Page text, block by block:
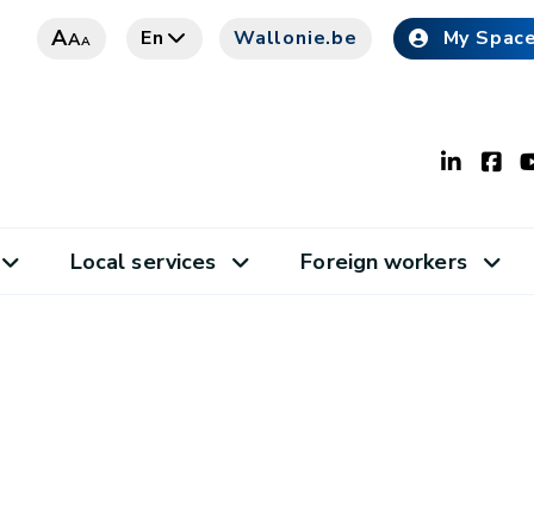
AAA En Wallonie.be My
Local services Foreign workers